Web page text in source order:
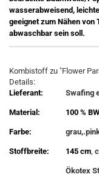
wasserabweisend,
geeignet zum Nähen von
abwaschbar sein soll.
Kombistoff zu "Flower
Details:
Lieferant:
Swafing
Material: 100 %
Farbe:
Stoffbreite: 145 cm
Ökotex